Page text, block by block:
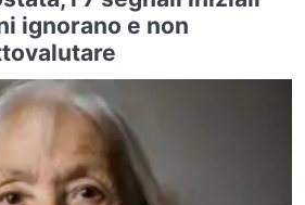
ignorano e non